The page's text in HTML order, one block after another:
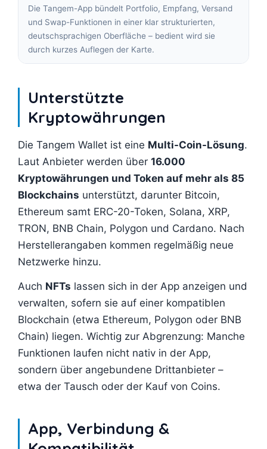
Die Tangem-App bündelt Portfolio, Empfang, Versand
und Swap-Funktionen in einer klar strukturierten,
deutschsprachigen Oberfläche – bedient wird sie
durch kurzes Auflegen der Karte.
Unterstützte
Kryptowährungen
Die Tangem Wallet ist eine Multi-Coin-Lösung.
Laut Anbieter werden über 16.000
Kryptowährungen und Token auf mehr als 85
Blockchains unterstützt, darunter Bitcoin,
Ethereum samt ERC-20-Token, Solana, XRP,
TRON, BNB Chain, Polygon und Cardano. Nach
Herstellerangaben kommen regelmäßig neue
Netzwerke hinzu.
Auch NFTs lassen sich in der App anzeigen und
verwalten, sofern sie auf einer kompatiblen
Blockchain (etwa Ethereum, Polygon oder BNB
Chain) liegen. Wichtig zur Abgrenzung: Manche
Funktionen laufen nicht nativ in der App,
sondern über angebundene Drittanbieter –
etwa der Tausch oder der Kauf von Coins.
App, Verbindung &